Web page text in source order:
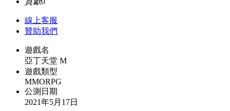
線上客服
贊助我們
遊戲名
亞丁天堂 M
遊戲類型
MMORPG
公測日期
2021年5月17日